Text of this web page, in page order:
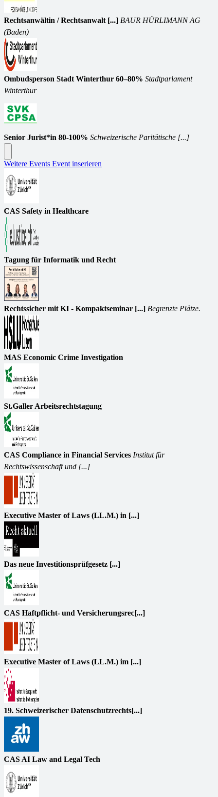
Rechtsanwältin / Rechtsanwalt [...] BAUR HÜRLIMANN AG
(Baden)
Ombudsperson Stadt Winterthur 60–80% Stadtparlament
Winterthur
Senior Jurist*in 80-100% Schweizerische Paritätische [...]
Weitere Events Event inserieren
CAS Safety in Healthcare
Tagung für Informatik und Recht
Rechtssicher mit KI - Kompaktseminar [...] Begrenzte Plätze.
MAS Economic Crime Investigation
St.Galler Arbeitsrechtstagung
CAS Compliance in Financial Services Institut für
Rechtswissenschaft und [...]
Executive Master of Laws (LL.M.) in [...]
Das neue Investitionsprüfgesetz [...]
CAS Haftpflicht- und Versicherungsrec[...]
Executive Master of Laws (LL.M.) im [...]
19. Schweizerischer Datenschutzrechts[...]
CAS AI Law and Legal Tech